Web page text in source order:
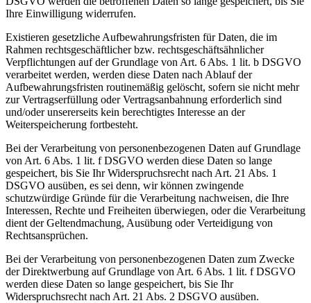
Ihre Einwilligung widerrufen.
Existieren gesetzliche Aufbewahrungsfristen für Daten, die im
Rahmen rechtsgeschäftlicher bzw. rechtsgeschäftsähnlicher
Verpflichtungen auf der Grundlage von Art. 6 Abs. 1 lit. b DSGVO
verarbeitet werden, werden diese Daten nach Ablauf der
Aufbewahrungsfristen routinemäßig gelöscht, sofern sie nicht mehr
zur Vertragserfüllung oder Vertragsanbahnung erforderlich sind
und/oder unsererseits kein berechtigtes Interesse an der
Weiterspeicherung fortbesteht.
Bei der Verarbeitung von personenbezogenen Daten auf Grundlage
von Art. 6 Abs. 1 lit. f DSGVO werden diese Daten so lange
gespeichert, bis Sie Ihr Widerspruchsrecht nach Art. 21 Abs. 1
DSGVO ausüben, es sei denn, wir können zwingende
schutzwürdige Gründe für die Verarbeitung nachweisen, die Ihre
Interessen, Rechte und Freiheiten überwiegen, oder die Verarbeitung
dient der Geltendmachung, Ausübung oder Verteidigung von
Rechtsansprüchen.
Bei der Verarbeitung von personenbezogenen Daten zum Zwecke
der Direktwerbung auf Grundlage von Art. 6 Abs. 1 lit. f DSGVO
werden diese Daten so lange gespeichert, bis Sie Ihr
Widerspruchsrecht nach Art. 21 Abs. 2 DSGVO ausüben.